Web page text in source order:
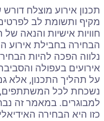
תכנון אירוע מוצלח דורש
מקיף ותשומת לב
חוויות אישיות והנאה
הבחירה בחבילת אירוע
נלווה הפכה להיות
אירועים בעפולה
על תהליך התכנון, אלא
נשכחת לכל המשתתפים,
למבוגרים. במאמר זה
כזו היא הבחירה